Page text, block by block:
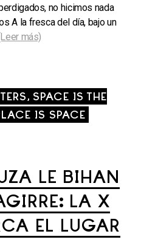
no hicimos nada
A la fresca del día, bajo un
más)
SPACE IS THE
IS SPACE
LE BIHAN
LA X
EL LUGAR